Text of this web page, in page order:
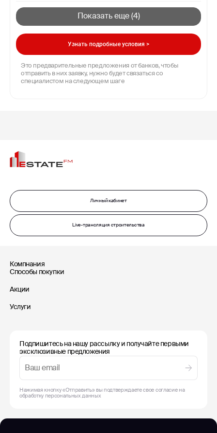
Показать еще (4)
Узнать подробные условия >
Это предварительные предложения от банков, чтобы
отправить в них заявку, нужно будет связаться со
специалистом на следующем шаге
Личный кабинет
Live-трансляция строительства
Компнания
Способы покупки
Акции
Услуги
Подпишитесь на нашу рассылку и получайте первыми
эксклюзивные предложения
Нажимая кнопку «Отправить» вы подтверждаете свое согласие на
обработку персональных данных